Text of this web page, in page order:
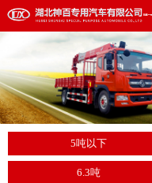
5吨以下
6.3吨